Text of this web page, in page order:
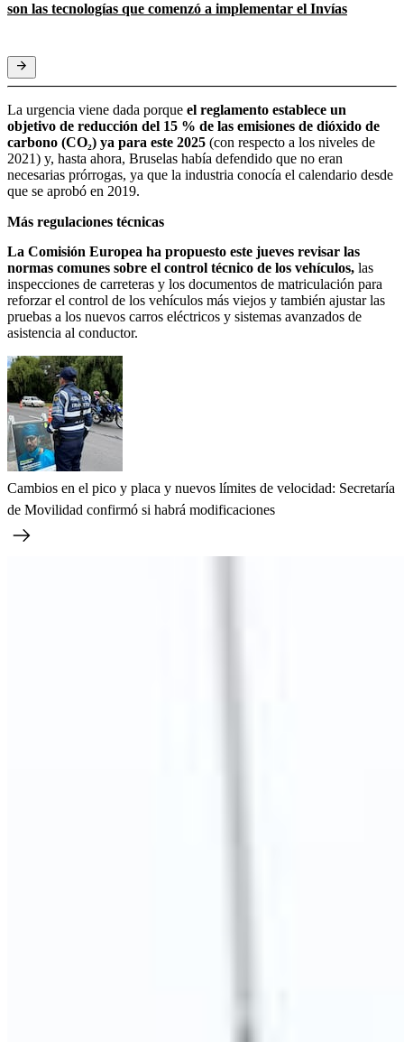
son las tecnologías que comenzó a implementar el Invías
La urgencia viene dada porque el reglamento establece un
objetivo de reducción del 15 % de las emisiones de dióxido de
carbono (CO₂) ya para este 2025 (con respecto a los niveles de
2021) y, hasta ahora, Bruselas había defendido que no eran
necesarias prórrogas, ya que la industria conocía el calendario desde
que se aprobó en 2019.
Más regulaciones técnicas
La Comisión Europea ha propuesto este jueves revisar las
normas comunes sobre el control técnico de los vehículos, las
inspecciones de carreteras y los documentos de matriculación para
reforzar el control de los vehículos más viejos y también ajustar las
pruebas a los nuevos carros eléctricos y sistemas avanzados de
asistencia al conductor.
Cambios en el pico y placa y nuevos límites de velocidad: Secretaría
de Movilidad confirmó si habrá modificaciones